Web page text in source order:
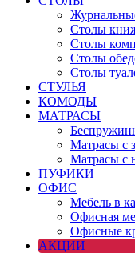
Столы
Столы
Столы
Столы
СТУЛЬЯ
КОМОДЫ
МАТРАСЫ
Матрасы с
Матрасы с
ПУФИКИ
ОФИС
Мебель в
Офисная
Офисные
АКЦИИ